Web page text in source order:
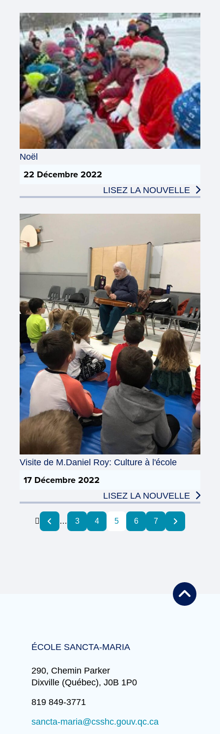
Noël
22 Décembre 2022
LISEZ LA NOUVELLE
Visite de M.Daniel Roy: Culture à l'école
17 Décembre 2022
LISEZ LA NOUVELLE
  … 3 4 5 6 7 
ÉCOLE SANCTA-MARIA
290, Chemin Parker
Dixville (Québec), J0B 1P0
819 849-3771
sancta-maria@csshc.gouv.qc.ca